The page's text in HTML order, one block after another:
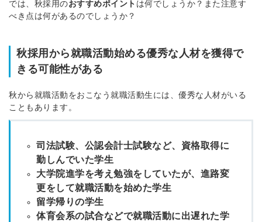
では、秋採用のおすすめポイント は何でしょうか？また注意す
べき点は何があるのでしょうか？
秋採用から就職活動始める優秀な人材を獲得で
きる可能性がある
秋から就職活動をおこなう就職活動生には、優秀な人材がいる
こともあります。
司法試験、公認会計士試験など、資格取得に
勤しんでいた学生
大学院進学を考え勉強をしていたが、進路変
更をして就職活動を始めた学生
留学帰りの学生
体育会系の試合などで就職活動に出遅れた学